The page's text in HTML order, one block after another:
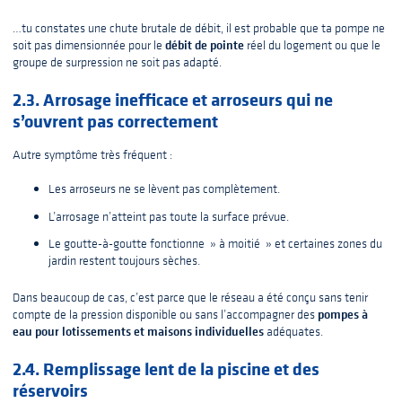
…tu constates une chute brutale de débit, il est probable que ta pompe ne
soit pas dimensionnée pour le débit de pointe réel du logement ou que le
groupe de surpression ne soit pas adapté.
2.3. Arrosage inefficace et arroseurs qui ne
s’ouvrent pas correctement
Autre symptôme très fréquent :
Les arroseurs ne se lèvent pas complètement.
L’arrosage n’atteint pas toute la surface prévue.
Le goutte-à-goutte fonctionne » à moitié » et certaines zones du
jardin restent toujours sèches.
Dans beaucoup de cas, c’est parce que le réseau a été conçu sans tenir
compte de la pression disponible ou sans l’accompagner des pompes à
eau pour lotissements et maisons individuelles adéquates.
2.4. Remplissage lent de la piscine et des
réservoirs